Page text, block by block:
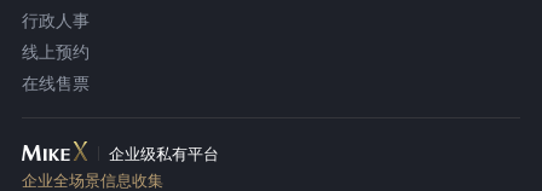
行政人事
线上预约
在线售票
企业级私有平台
企业全场景信息收集